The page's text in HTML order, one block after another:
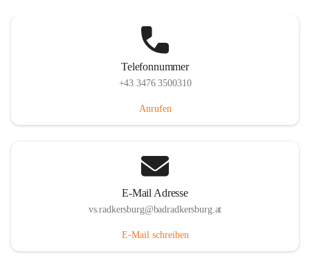
Telefonnummer
+43 3476 3500310
Anrufen
E-Mail Adresse
vs.radkersburg@badradkersburg.at
E-Mail schreiben